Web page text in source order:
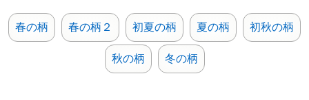
春の柄 春の柄２ 初夏の柄 夏の柄 初秋の柄
秋の柄 冬の柄